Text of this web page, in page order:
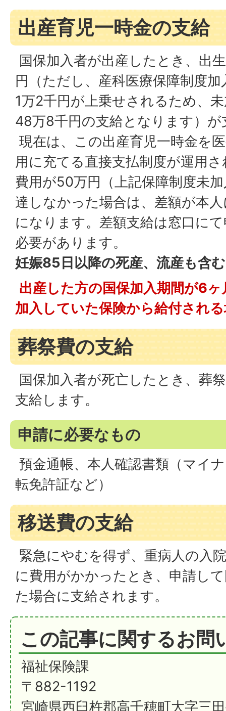
出産育児一時金の支給
国保加入者が出産したとき、出
円（ただし、産科医療保障制度
1万2千円が上乗せされるため、
48万8千円の支給となります）
現在は、この出産育児一時金を
用に充てる直接支払制度が運用
費用が50万円（上記保障制度未
達しなかった場合は、差額が本
になります。差額支給は窓口に
必要があります。
妊娠85日以降の死産、流産も含む
出産した方の国保加入期間が6
加入していた保険から給付され
葬祭費の支給
国保加入者が死亡したとき、葬
支給します。
申請に必要なもの
預金通帳、本人確認書類（マイ
転免許証など）
移送費の支給
緊急にやむを得ず、重病人の入
に費用がかかったとき、申請し
た場合に支給されます。
この記事に関するお問
福祉保険課
〒882-1192
宮崎県西臼杵郡高千穂町大字三